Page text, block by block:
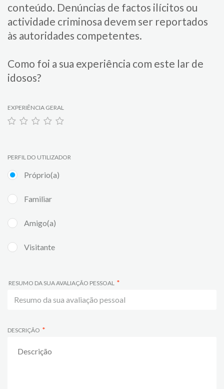
conteúdo. Denúncias de factos ilícitos ou
actividade criminosa devem ser reportados
às autoridades competentes.
Como foi a sua experiência com este lar de
idosos?
EXPERIÊNCIA GERAL
PERFIL DO UTILIZADOR
Próprio(a)
Familiar
Amigo(a)
Visitante
RESUMO DA SUA AVALIAÇÃO PESSOAL
DESCRIÇÃO